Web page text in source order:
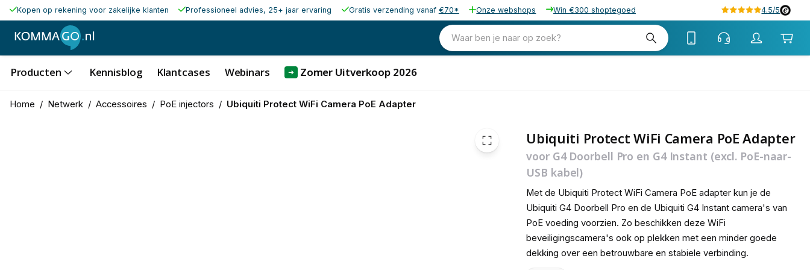
Kopen op rekening voor zakelijke klanten Professioneel advies, 25+ jaar ervaring Gratis verzending vanaf €70* Onze webshops Win €300 shoptegoed 4.5/5
Waar ben je naar op zoek?
Producten Kennisblog Klantcases Webinars ➜ Zomer Uitverkoop 2026
Home / Netwerk / Accessoires / PoE injectors / Ubiquiti Protect WiFi Camera PoE Adapter
Ubiquiti Protect WiFi Camera PoE Adapter
voor G4 Doorbell Pro en G4 Instant (excl. PoE-naar-
USB kabel)
Met de Ubiquiti Protect WiFi Camera PoE adapter kun je de
Ubiquiti G4 Doorbell Pro en de Ubiquiti G4 Instant camera's van
PoE voeding voorzien. Zo beschikken deze WiFi
beveiligingscamera's ook op plekken met een minder goede
dekking over een betrouwbare en stabiele verbinding.
53,72 excl. btw
65,00 incl. btw